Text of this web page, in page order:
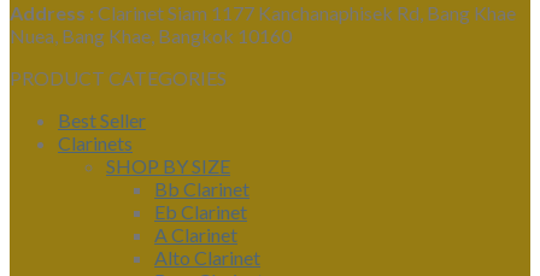
Address : Clarinet Siam 1177 Kanchanaphisek Rd, Bang Khae
Nuea, Bang Khae, Bangkok 10160
PRODUCT CATEGORIES
Best Seller
Clarinets
SHOP BY SIZE
Bb Clarinet
Eb Clarinet
A Clarinet
Alto Clarinet